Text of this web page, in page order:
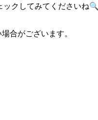
クしてみてくださいね🔍
合がございます。